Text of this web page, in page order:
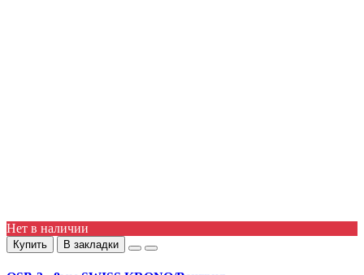
Нет в наличии
Купить В закладки